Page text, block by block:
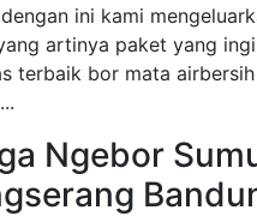
ini kami
artinya paket yang
terbaik bor mata
Ngebor